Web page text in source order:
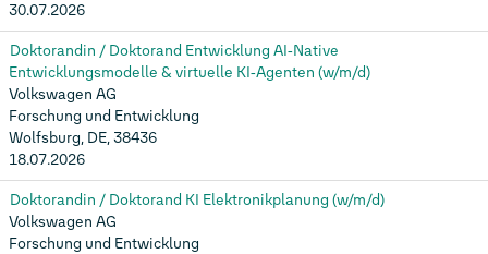
30.07.2026
Doktorandin / Doktorand Entwicklung AI‑Native
Entwicklungsmodelle & virtuelle KI‑Agenten (w/m/d)
Volkswagen AG
Forschung und Entwicklung
Wolfsburg, DE, 38436
18.07.2026
Doktorandin / Doktorand KI Elektronikplanung (w/m/d)
Volkswagen AG
Forschung und Entwicklung